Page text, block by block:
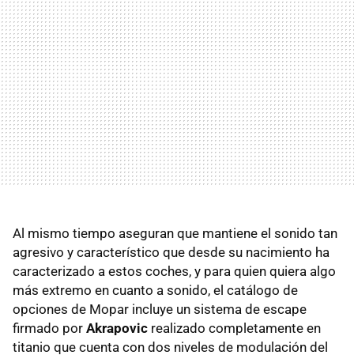
Al mismo tiempo aseguran que mantiene el sonido tan
agresivo y característico que desde su nacimiento ha
caracterizado a estos coches, y para quien quiera algo
más extremo en cuanto a sonido, el catálogo de
opciones de Mopar incluye un sistema de escape
firmado por Akrapovic realizado completamente en
titanio que cuenta con dos niveles de modulación del